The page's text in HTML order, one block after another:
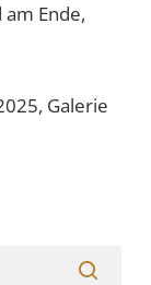
Ende,
Galerie